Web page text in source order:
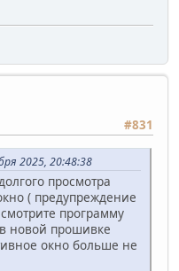
#831
2025, 20:48:38
просмотра
( предупреждение
программу
новой прошивке
окно больше не